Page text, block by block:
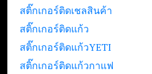
สติ๊กเกอร์ติดเชลสินค้า
สติ๊กเกอร์ติดแก้ว
สติ๊กเกอร์ติดแก้วYETI
สติ๊กเกอร์ติดแก้วกาแฟ